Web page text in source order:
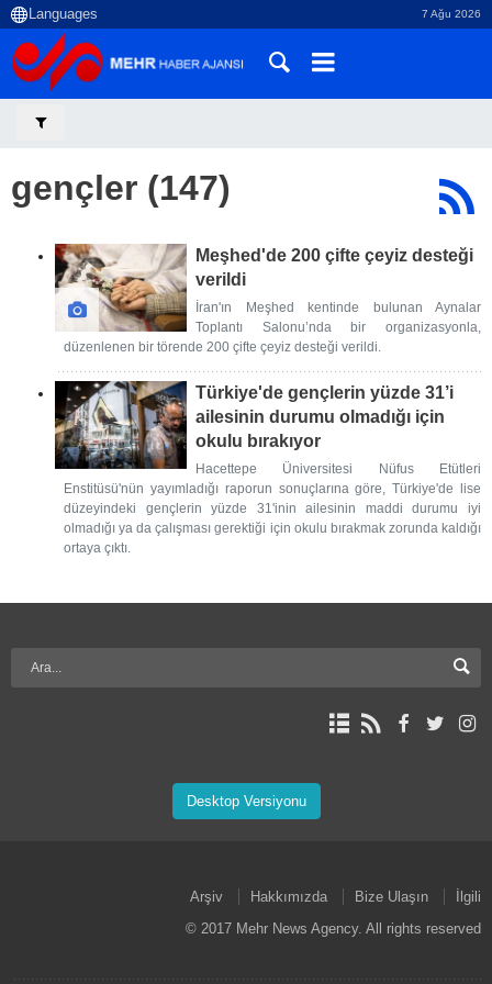
7 Ağu 2026
gençler (147)
Meşhed'de 200 çifte çeyiz desteği
verildi
İran'ın Meşhed kentinde bulunan Aynalar
Toplantı Salonu’nda bir organizasyonla,
düzenlenen bir törende 200 çifte çeyiz desteği verildi.
Türkiye'de gençlerin yüzde 31’i
ailesinin durumu olmadığı için
okulu bırakıyor
Hacettepe Üniversitesi Nüfus Etütleri
Enstitüsü'nün yayımladığı raporun sonuçlarına göre, Türkiye'de lise
düzeyindeki gençlerin yüzde 31'inin ailesinin maddi durumu iyi
olmadığı ya da çalışması gerektiği için okulu bırakmak zorunda kaldığı
ortaya çıktı.
Desktop Versiyonu
Arşiv Hakkımızda Bize Ulaşın
İlgili
© 2017 Mehr News Agency. All rights reserved